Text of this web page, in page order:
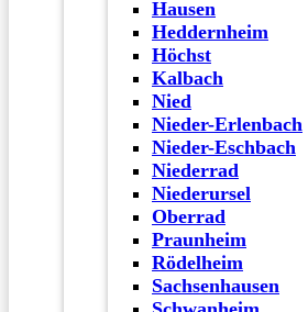
Hausen
Heddernheim
Höchst
Kalbach
Nied
Nieder-Erlenbach
Nieder-Eschbach
Niederrad
Niederursel
Oberrad
Praunheim
Rödelheim
Sachsenhausen